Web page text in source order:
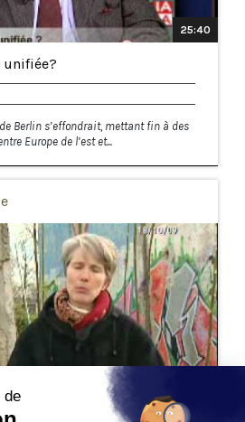
25:40
unifiée?
Berlin s’effondrait, mettant fin à des
Europe de l’est et...
26:22